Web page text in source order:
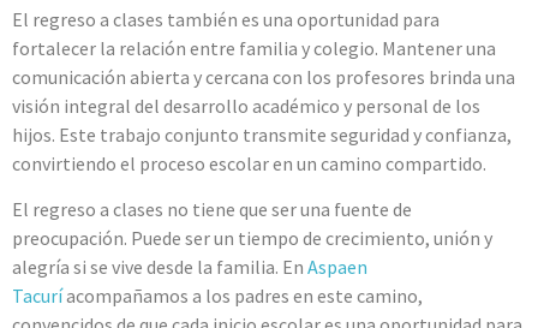
El regreso a clases también es una oportunidad para
fortalecer la relación entre familia y colegio. Mantener una
comunicación abierta y cercana con los profesores brinda una
visión integral del desarrollo académico y personal de los
hijos. Este trabajo conjunto transmite seguridad y confianza,
convirtiendo el proceso escolar en un camino compartido.
El regreso a clases no tiene que ser una fuente de
preocupación. Puede ser un tiempo de crecimiento, unión y
alegría si se vive desde la familia. En Aspaen
Tacuríacompañamos a los padres en este camino,